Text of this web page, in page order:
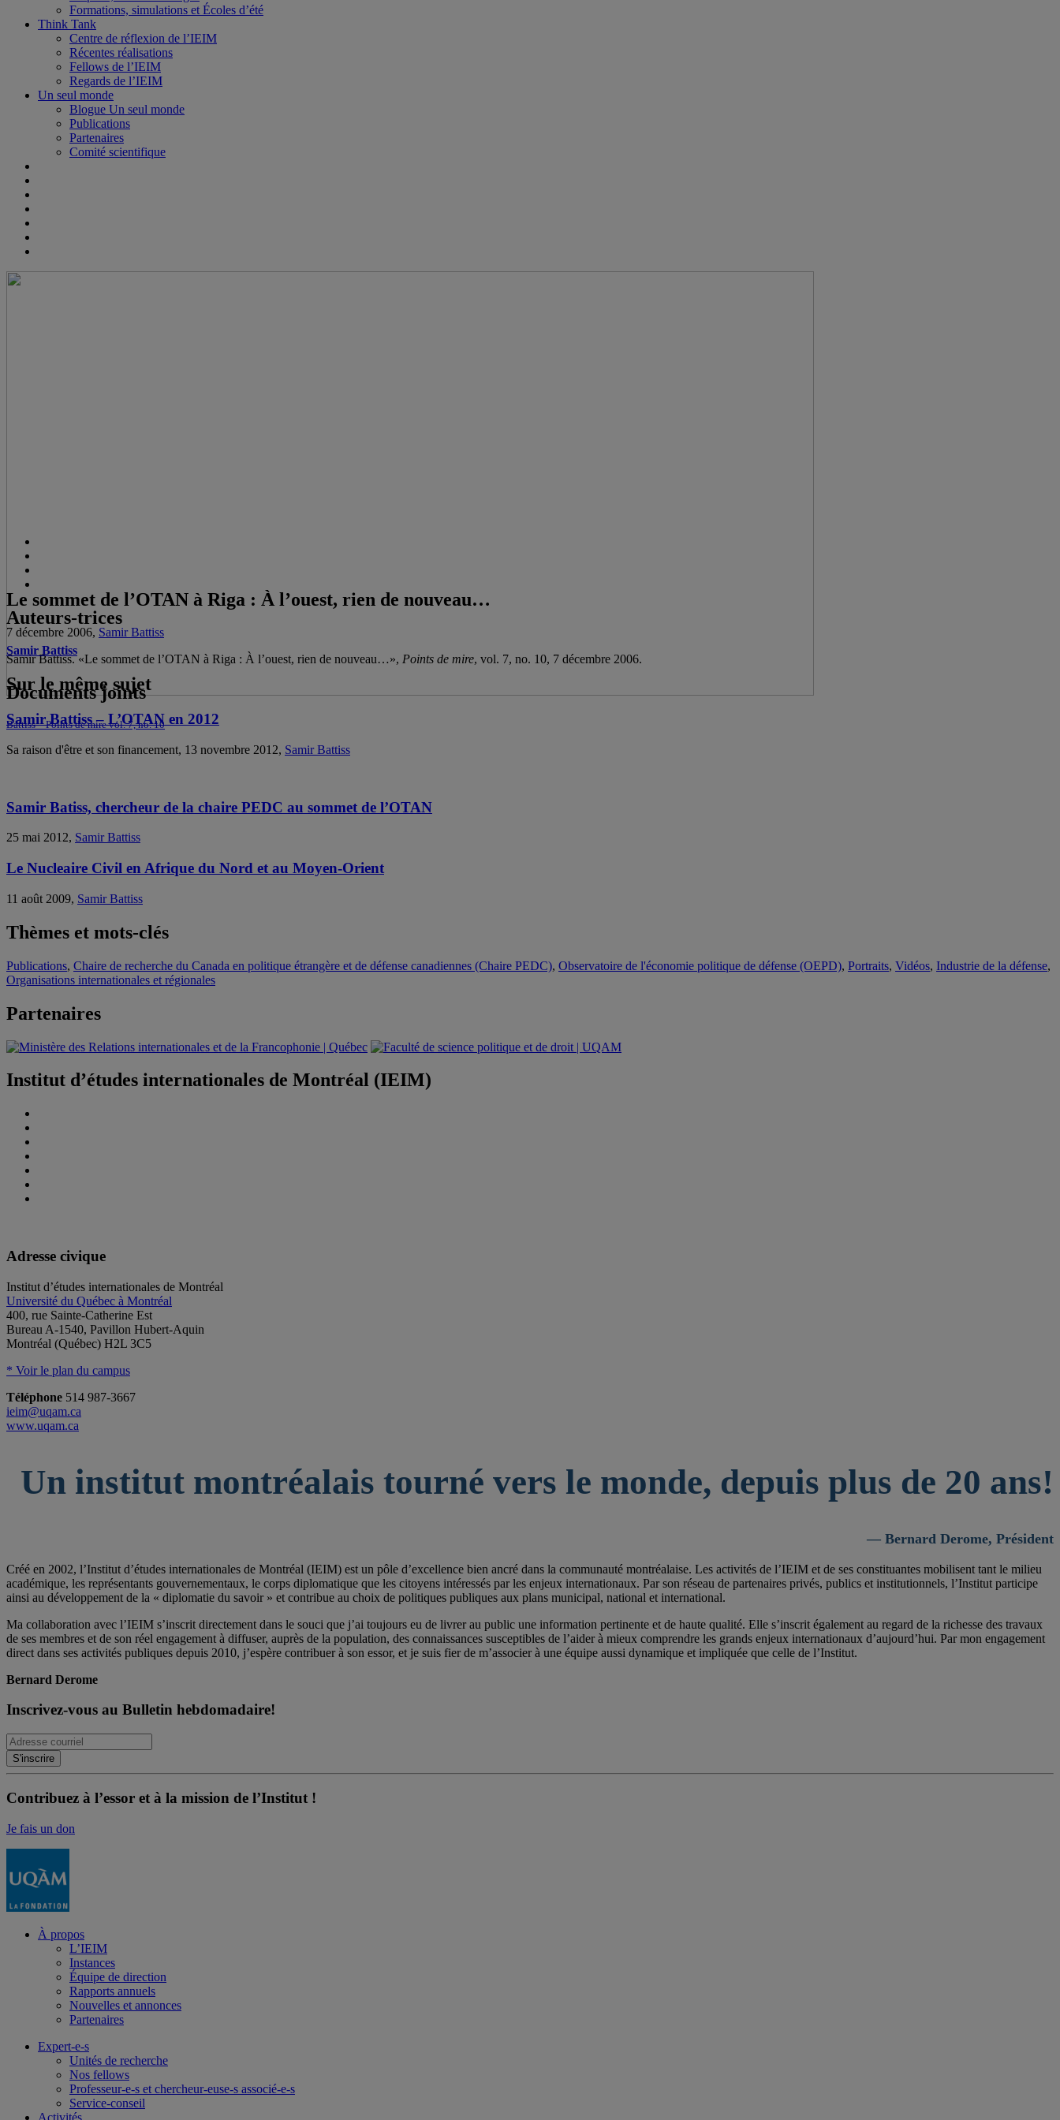
Formations, simulations et Écoles d’été
Think Tank
Centre de réflexion de l’IEIM
Récentes réalisations
Fellows de l’IEIM
Regards de l’IEIM
Un seul monde
Blogue Un seul monde
Publications
Partenaires
Comité scientifique
Le sommet de l’OTAN à Riga : À l’ouest, rien de nouveau…
7 décembre 2006, Samir Battiss
Samir Battiss. «Le sommet de l’OTAN à Riga : À l’ouest, rien de nouveau…», Points de mire, vol. 7, no. 10, 7 décembre 2006.
Documents joints
Battiss – Points de mire vol. 7, no. 10
Auteurs-trices
Samir Battiss
Sur le même sujet
Samir Battiss – L’OTAN en 2012
Sa raison d'être et son financement, 13 novembre 2012, Samir Battiss
Samir Batiss, chercheur de la chaire PEDC au sommet de l’OTAN
25 mai 2012, Samir Battiss
Le Nucleaire Civil en Afrique du Nord et au Moyen-Orient
11 août 2009, Samir Battiss
Thèmes et mots-clés
Publications, Chaire de recherche du Canada en politique étrangère et de défense canadiennes (Chaire PEDC), Observatoire de l'économie politique de défense (OEPD), Portraits, Vidéos, Industrie de la défense,
Organisations internationales et régionales
Partenaires
Institut d’études internationales de Montréal (IEIM)
Adresse civique
Institut d’études internationales de Montréal
Université du Québec à Montréal
400, rue Sainte-Catherine Est
Bureau A-1540, Pavillon Hubert-Aquin
Montréal (Québec) H2L 3C5
* Voir le plan du campus
Téléphone 514 987-3667
ieim@uqam.ca
www.uqam.ca
Un institut montréalais tourné vers le monde, depuis plus de 20 ans!
— Bernard Derome, Président
Créé en 2002, l’Institut d’études internationales de Montréal (IEIM) est un pôle d’excellence bien ancré dans la communauté montréalaise. Les activités de l’IEIM et de ses constituantes mobilisent tant le milieu
académique, les représentants gouvernementaux, le corps diplomatique que les citoyens intéressés par les enjeux internationaux. Par son réseau de partenaires privés, publics et institutionnels, l’Institut participe
ainsi au développement de la « diplomatie du savoir » et contribue au choix de politiques publiques aux plans municipal, national et international.
Ma collaboration avec l’IEIM s’inscrit directement dans le souci que j’ai toujours eu de livrer au public une information pertinente et de haute qualité. Elle s’inscrit également au regard de la richesse des travaux
de ses membres et de son réel engagement à diffuser, auprès de la population, des connaissances susceptibles de l’aider à mieux comprendre les grands enjeux internationaux d’aujourd’hui. Par mon engagement
direct dans ses activités publiques depuis 2010, j’espère contribuer à son essor, et je suis fier de m’associer à une équipe aussi dynamique et impliquée que celle de l’Institut.
Bernard Derome
Inscrivez-vous au Bulletin hebdomadaire!
Contribuez à l’essor et à la mission de l’Institut !
Je fais un don
À propos
L’IEIM
Instances
Équipe de direction
Rapports annuels
Nouvelles et annonces
Partenaires
Expert-e-s
Unités de recherche
Nos fellows
Professeur-e-s et chercheur-euse-s associé-e-s
Service-conseil
Activités